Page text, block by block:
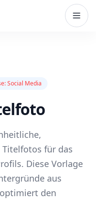
Social Media
für das
Diese Vorlage
aus
den